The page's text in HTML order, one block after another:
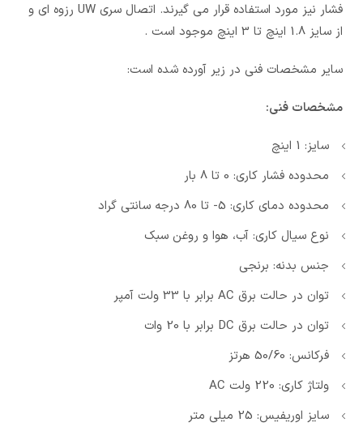
فشار نیز مورد استفاده قرار می گیرند. اتصال سری UW رزوه ای و
از سایز 1.8 اینچ تا 3 اینچ موجود است .
سایر مشخصات فنی در زیر آورده شده است:
مشخصات فنی:
سایز: 1 اینچ
محدوده فشار کاری: 0 تا 8 بار
محدوده دمای کاری: 5- تا 80 درجه سانتی گراد
نوع سیال کاری: آب، هوا و روغن سبک
جنس بدنه: برنجی
توان در حالت برق AC برابر با 33 ولت آمپر
توان در حالت برق DC برابر با 20 وات
فرکانس: 50/60 هرتز
ولتاژ کاری: 220 ولت AC
سایز اوریفیس: 25 میلی متر